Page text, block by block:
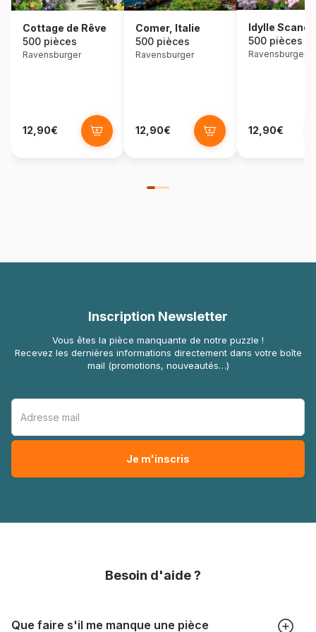
Cottage de Rêve
500 pièces
Ravensburger
12,90€
Comer, Italie
500 pièces
Ravensburger
12,90€
Idylle
500 pièces
Ravensburger
12,90€
Inscription Newsletter
Vous êtes la pièce manquante de notre puzzle !
Recevez les dernières informations directement dans votre boîte
mail (promotions, nouveautés…)
Besoin d'aide ?
Que faire s'il me manque une pièce